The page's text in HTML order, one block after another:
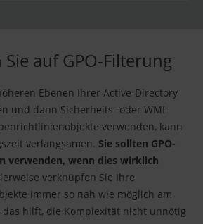
auf GPO-Filterung
Ebenen Ihrer Active-Directory-
und dann Sicherheits- oder WMI-
verwenden, kann
verlangsamen. Sie sollten GPO-
verwenden, wenn dies wirklich
verknüpfen Sie Ihre
immer so nah wie möglich am
das hilft, die Komplexität nicht unnötig